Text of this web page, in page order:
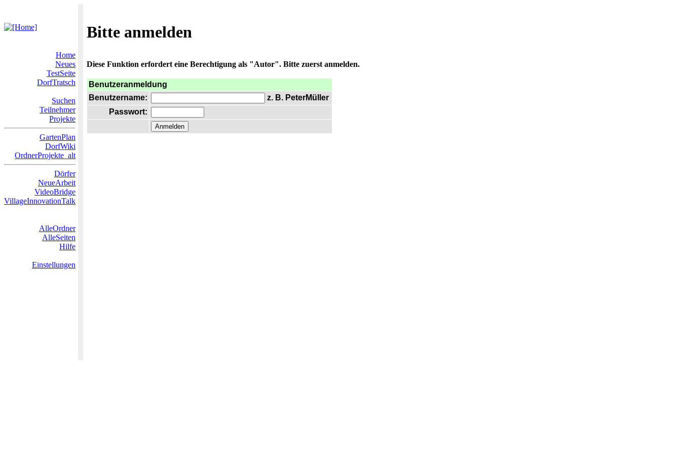
Bitte anmelden
Home
Neues
TestSeite
DorfTratsch
Suchen
Teilnehmer
Projekte
GartenPlan
DorfWiki
OrdnerProjekte_alt
Dörfer
NeueArbeit
VideoBridge
VillageInnovationTalk
AlleOrdner
AlleSeiten
Hilfe
Einstellungen
Diese Funktion erfordert eine Berechtigung als "Autor". Bitte zuerst anmelden.
Benutzeranmeldung
Benutzername:
z. B. PeterMüller
Passwort: